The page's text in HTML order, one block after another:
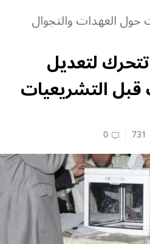
العهدات والتجوال
لتعديل
قبل التشريعيات
731
0